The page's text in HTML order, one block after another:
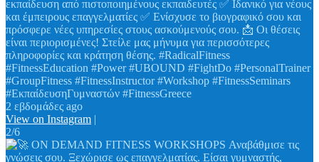
εκπαίδευση από πιστοποιημένους εκπαιδευτές ✅ Ιδανικό για νέους
και έμπειρους επαγγελματίες ✅ Ενίσχυσε το βιογραφικό σου και
πρόσφερε νέες υπηρεσίες στους ασκούμενούς σου. 📩 Οι θέσεις
είναι περιορισμένες! Στείλε μας μήνυμα για περισσότερες
πληροφορίες και κράτηση θέσης. #RadicalFitness
#FitnessEducation #Power #UBOUND #FightDo #PersonalTrainer
#GroupFitness #FitnessInstructor #Workshop #FitnessSeminars
#ΕκπαίδευσηΓυμναστών #FitnessGreece
2 εβδομάδες ago
View on Instagram |
2/6